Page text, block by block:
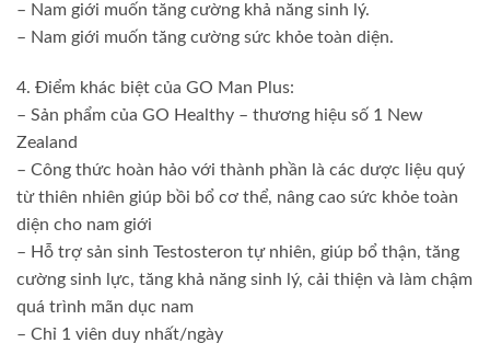
– Nam giới muốn tăng cường khả năng sinh lý.
– Nam giới muốn tăng cường sức khỏe toàn diện.
4. Điểm khác biệt của GO Man Plus:
– Sản phẩm của GO Healthy – thương hiệu số 1 New
Zealand
– Công thức hoàn hảo với thành phần là các dược liệu quý
từ thiên nhiên giúp bồi bổ cơ thể, nâng cao sức khỏe toàn
diện cho nam giới
– Hỗ trợ sản sinh Testosteron tự nhiên, giúp bổ thận, tăng
cường sinh lực, tăng khả năng sinh lý, cải thiện và làm chậm
quá trình mãn dục nam
– Chỉ 1 viên duy nhất/ngày